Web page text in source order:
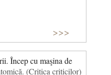
>>>
Încep cu maşina de
(Critica criticilor)